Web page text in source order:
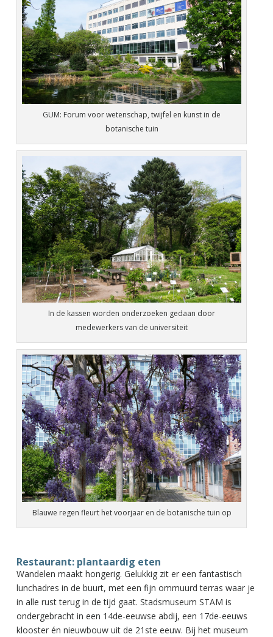
GUM: Forum voor wetenschap, twijfel en kunst in de
botanische tuin
In de kassen worden onderzoeken gedaan door
medewerkers van de universiteit
Blauwe regen fleurt het voorjaar en de botanische tuin op
Restaurant: plantaardig eten
Wandelen maakt hongerig. Gelukkig zit er een fantastisch
lunchadres in de buurt, met een fijn ommuurd terras waar je
in alle rust terug in de tijd gaat. Stadsmuseum STAM is
ondergebracht in een 14de-eeuwse abdij, een 17de-eeuws
klooster én nieuwbouw uit de 21ste eeuw. Bij het museum